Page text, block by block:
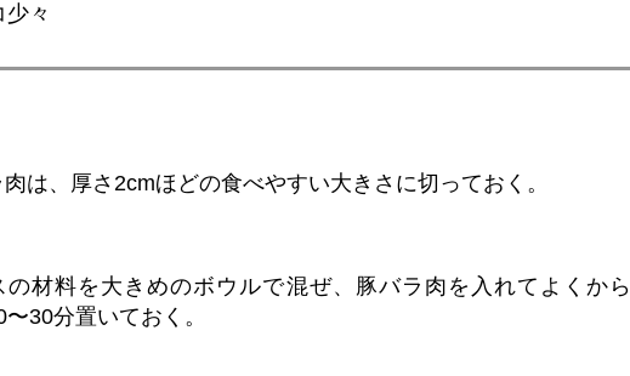
々
は、厚さ2cmほどの食べやすい大きさに切っておく。
の材料を大きめのボウルで混ぜ、豚バラ肉を入れてよくから
30分置いておく。